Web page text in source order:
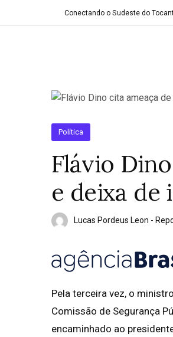
Conectando o Sudeste do
Política
Flávio
e deixa de
Lucas Pordeus Leon -
Pela terceira vez, o
Comissão de Segurança
encaminhado ao